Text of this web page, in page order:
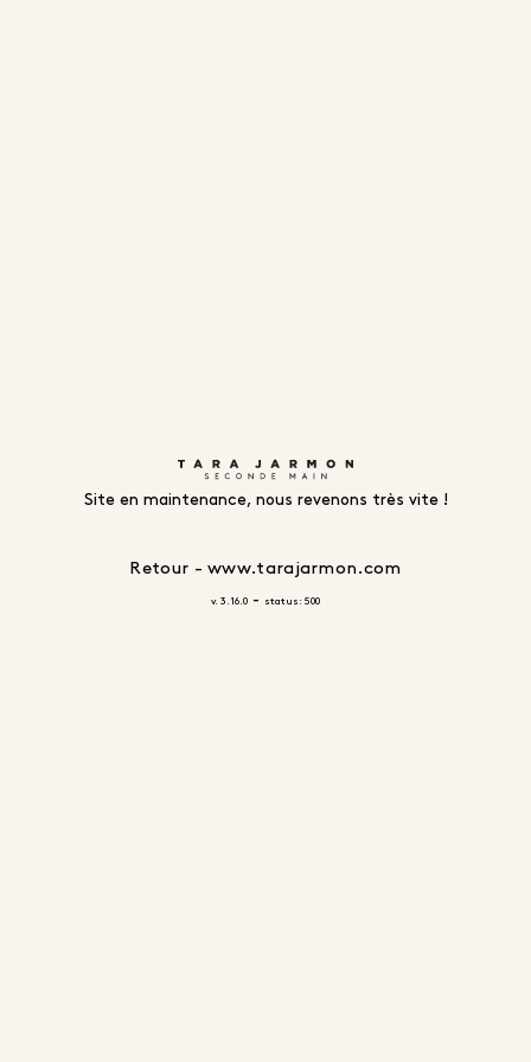
Site en maintenance, nous revenons très vite !
Retour - www.tarajarmon.com
v. 3.16.0 - status: 500